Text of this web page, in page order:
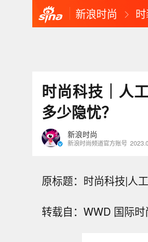
新浪时尚
时尚科技｜人
多少隐忧？
新浪时尚
新浪时尚频道官方账号
原标题：时尚科技|人
转载自：WWD 国际